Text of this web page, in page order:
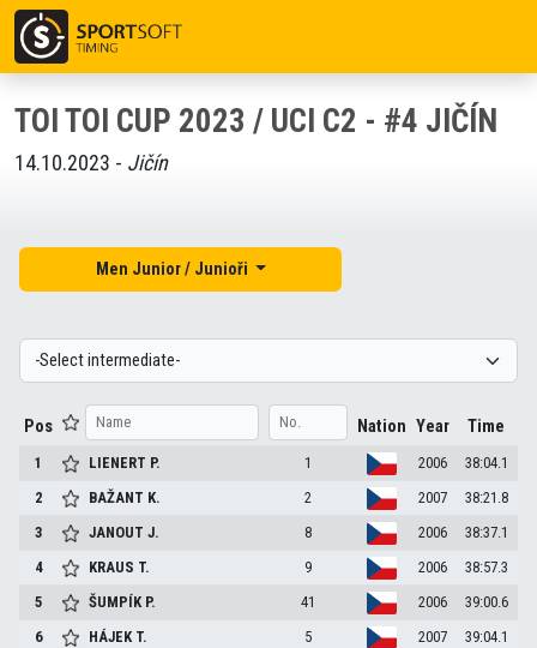
TOI TOI CUP 2023 / UCI C2 - #4 JIČÍN
14.10.2023 - Jičín
Men Junior / Junioři
Pos Nation Year Time
1 LIENERT P. 1 2006
38:04.1
2
BAŽANT K. 2 2007
38:21.8
3
JANOUTJ. 8 2006
38:37.1
4
KRAUS T. 9 2006
38:57.3
5
ŠUMPÍK P. 41 2006
39:00.6
6
HÁJEK T. 5 2007
39:04.1